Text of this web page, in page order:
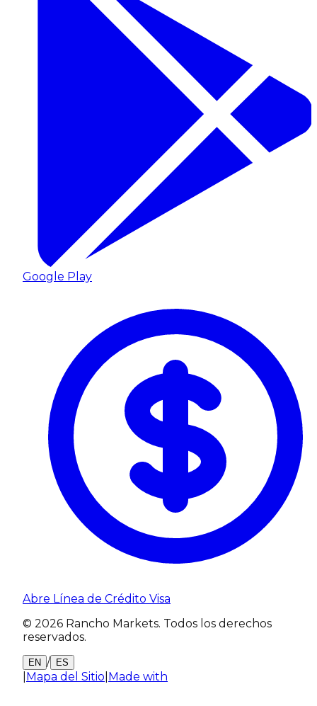
Google Play
Abre Línea de Crédito Visa
© 2026 Rancho Markets. Todos los derechos
reservados.
EN / ES
Mapa del Sitio Made with